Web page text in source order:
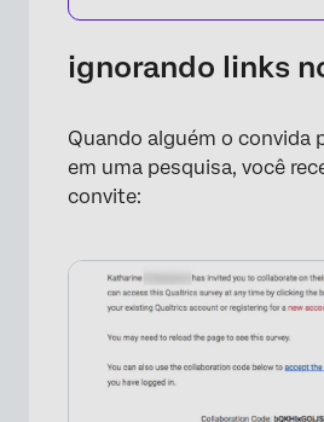
ignorando links
Quando alguém o convida
em uma pesquisa, você
convite: